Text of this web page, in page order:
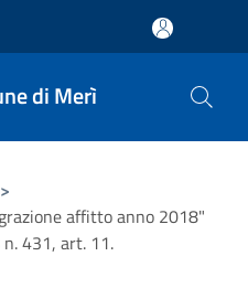
di Merì
>
affitto anno 2018"
431, art. 11.